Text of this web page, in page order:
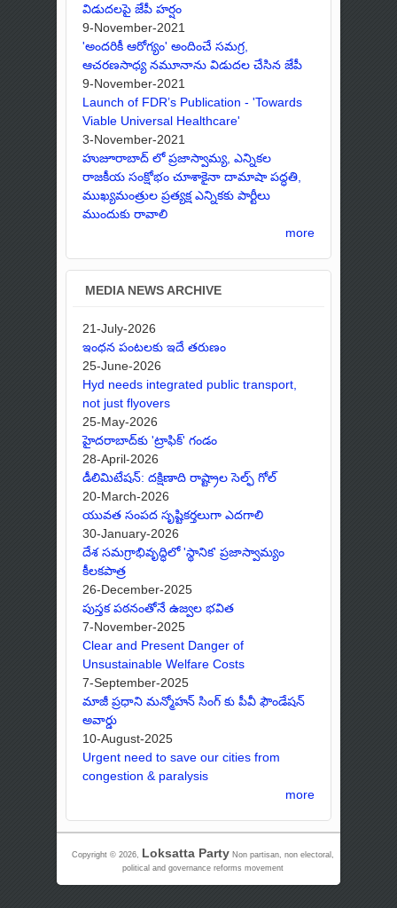
విడుదలపై జేపీ హర్షం
9-November-2021
'అందరికీ ఆరోగ్యం' అందించే సమగ్ర,
ఆచరణసాధ్య నమూనాను విడుదల చేసిన జేపీ
9-November-2021
Launch of FDR’s Publication - 'Towards
Viable Universal Healthcare'
3-November-2021
హుజూరాబాద్ లో ప్రజాస్వామ్య, ఎన్నికల
రాజకీయ సంక్షోభం చూశాకైనా దామాషా పద్ధతి,
ముఖ్యమంత్రుల ప్రత్యక్ష ఎన్నికకు పార్టీలు
ముందుకు రావాలి
more
MEDIA NEWS ARCHIVE
21-July-2026
ఇంధన పంటలకు ఇదే తరుణం
25-June-2026
Hyd needs integrated public transport,
not just flyovers
25-May-2026
హైదరాబాద్‌కు 'ట్రాఫిక్' గండం
28-April-2026
డీలిమిటేషన్: దక్షిణాది రాష్ట్రాల సెల్ఫ్ గోల్
20-March-2026
యువత సంపద సృష్టికర్తలుగా ఎదగాలి
30-January-2026
దేశ సమగ్రాభివృద్ధిలో 'స్థానిక' ప్రజాస్వామ్యం
కీలకపాత్ర
26-December-2025
పుస్తక పఠనంతోనే ఉజ్వల భవిత
7-November-2025
Clear and Present Danger of
Unsustainable Welfare Costs
7-September-2025
మాజీ ప్రధాని మన్మోహన్ సింగ్ కు పీవీ ఫౌండేషన్
అవార్డు
10-August-2025
Urgent need to save our cities from
congestion & paralysis
more
Copyright © 2026, Loksatta PartyNon partisan, non electoral,
political and governance reforms movement